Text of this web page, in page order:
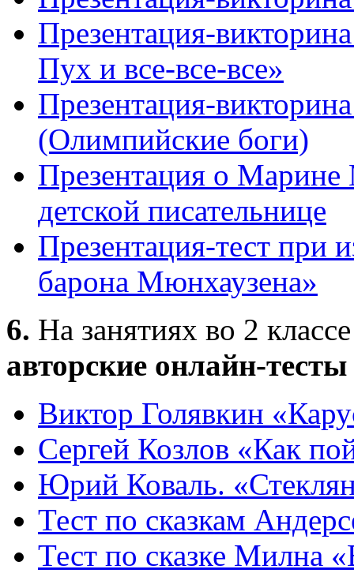
Презентация-
Пух и все-все-все»
Презентация-
(Олимпийские боги)
Презентация о
детской писательнице
Презентация-тест при
барона Мюнхаузена»
6. На занятиях во 2
авторские онлайн-
Виктор Голявкин
Сергей Козлов «Как
Юрий Коваль.
Тест по сказкам
Тест по сказке Милна